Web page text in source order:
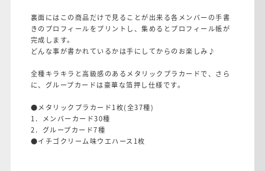
裏面にはこの商品だけで見ることが出来る各メンバーの手書
きのプロフィールをプリントし、集めるとプロフィール帳が
完成します。
どんな事が書かれているかは手にしてからのお楽しみ♪
全種キラキラと高級感のあるメタリックプラカードで、さら
に、グループカードは豪華な箔押し仕様です。
●メタリックプラカード1枚(全37種)
1．メンバーカード30種
2．グループカード7種
●イチゴクリーム味ウエハース1枚